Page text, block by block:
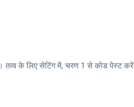
तत्व के लिए सेटिंग में, चरण 1 से कोड पेस्ट